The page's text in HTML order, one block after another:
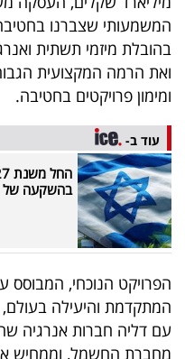
המשמעותי שצברנו
בהובלת מיזמי תשתית
ואת הרמה המקצועית
ומימון פרויקטים בחטיבה.
עוד ב-
בהשקעה של 224 מיליון
המתקדמת והיעילה
עם דליה חברות אנרגיה
מחברת החשמל, וממחיש